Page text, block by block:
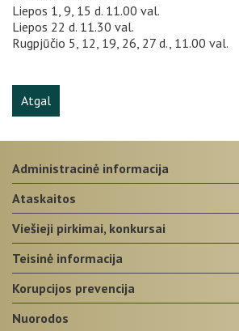
Liepos 1, 9, 15 d. 11.00 val.
Liepos 22 d. 11.30 val.
Rugpjūčio 5, 12, 19, 26, 27 d., 11.00 val.
Atgal
administracinė informacija
ataskaitos
viešieji pirkimai, konkursai
teisinė informacija
korupcijos prevencija
nuorodos